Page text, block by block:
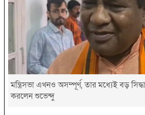
মন্ত্রিসভা এখনও অসম্পূর্ণ, তার মধ্যেই বড়
করলেন শুভেন্দু